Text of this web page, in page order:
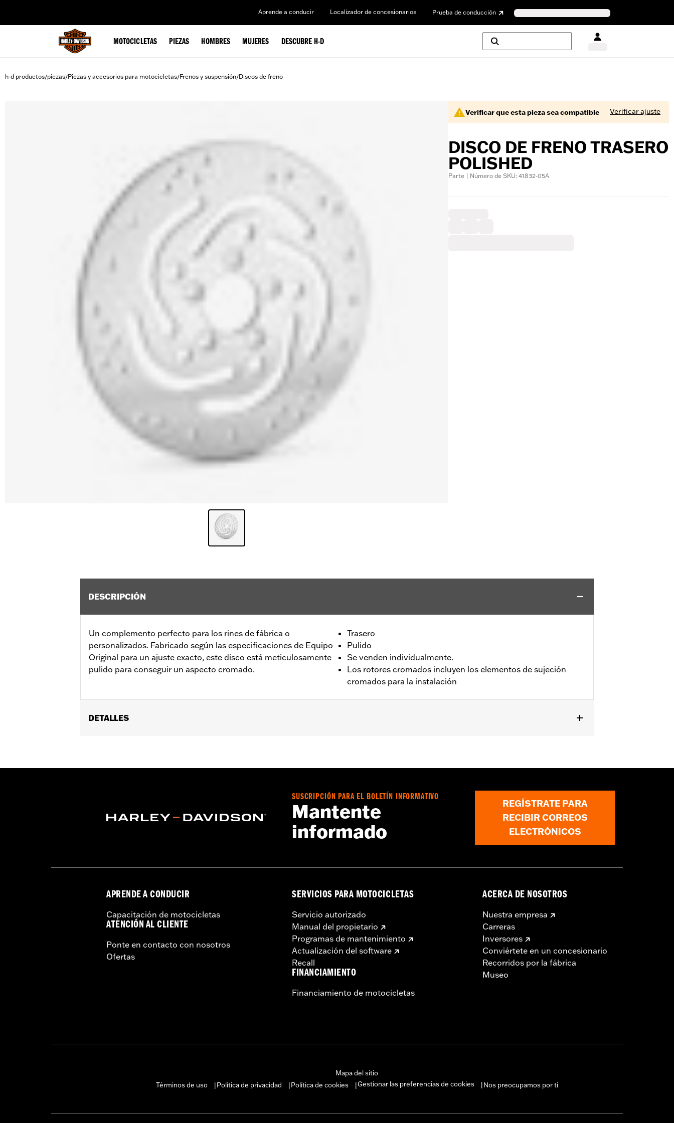
Aprende a conducir Localizador de concesionarios Prueba de conducción
MOTOCICLETAS PIEZAS HOMBRES MUJERES DESCUBRE H-D
h-d productos/piezas/Piezas y accesorios para motocicletas/Frenos y suspensión/Discos de freno
Verificar que esta pieza sea compatible Verificar ajuste
DISCO DE FRENO TRASERO
POLISHED
Parte | Número de SKU: 41832-05A
DESCRIPCIÓN
Un complemento perfecto para los rines de fábrica o
personalizados. Fabricado según las especificaciones de Equipo
Original para un ajuste exacto, este disco está meticulosamente
pulido para conseguir un aspecto cromado.
Trasero
Pulido
Se venden individualmente.
Los rotores cromados incluyen los elementos de sujeción
cromados para la instalación
DETALLES
Installation Instructions
www.h-d.com/warranty para más información
SUSCRIPCIÓN PARA EL BOLETÍN INFORMATIVO
Mantente
informado
REGÍSTRATE PARA
RECIBIR CORREOS
ELECTRÓNICOS
APRENDE A CONDUCIR
Capacitación de motocicletas
ATENCIÓN AL CLIENTE
Ponte en contacto con nosotros
Ofertas
SERVICIOS PARA MOTOCICLETAS
Servicio autorizado
Manual del propietario
Programas de mantenimiento
Actualización del software
Recall
FINANCIAMIENTO
Financiamiento de motocicletas
ACERCA DE NOSOTROS
Nuestra empresa
Carreras
Inversores
Conviértete en un concesionario
Recorridos por la fábrica
Museo
Mapa del sitio
Términos de uso
Política de privacidad Política de cookies Gestionar las preferencias de cookies Nos preocupamos por ti